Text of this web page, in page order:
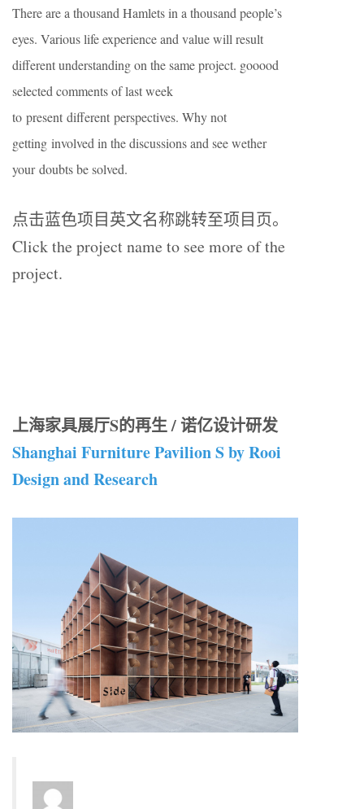
There are a thousand Hamlets in a thousand people’s
eyes. Various life experience and value will result
different understanding on the same project. gooood
selected comments of last week
to present different perspectives. Why not
getting involved in the discussions and see wether
your doubts be solved.
点击蓝色项目英文名称跳转至项目页。
Click the project name to see more of the
project.
上海家具展厅S的再生 / 诺亿设计研发
Shanghai Furniture Pavilion S by Rooi
Design and Research